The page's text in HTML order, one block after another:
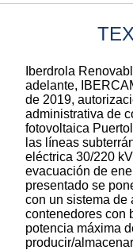
Iberdrola
adelante,
de 2019,
administrativa de
fotovoltaica
las líneas
eléctrica 30/220
evacuación de
presentado se
con un sistema de
contenedores con
potencia máxima
producir/